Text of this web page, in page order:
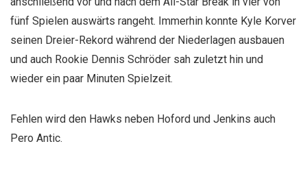
fünf Spielen auswärts rangeht. Immerhin konnte Kyle Korver
seinen Dreier-Rekord während der Niederlagen ausbauen
und auch Rookie Dennis Schröder sah zuletzt hin und
wieder ein paar Minuten Spielzeit.
Fehlen wird den Hawks neben Hoford und Jenkins auch
Pero Antic.